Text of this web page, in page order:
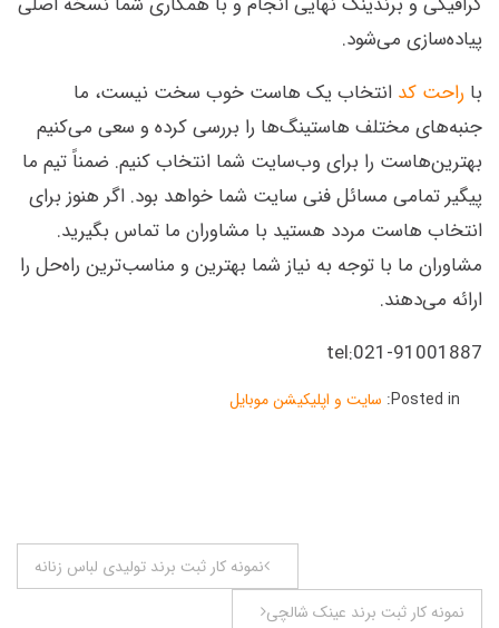
پیاده‌سازی می‌شود.
با راحت کد انتخاب یک هاست خوب سخت نیست، ما
جنبه‌های مختلف هاستینگ‌ها را بررسی کرده و سعی می‌کنیم
بهترین‌هاست را برای وب‌سایت شما انتخاب کنیم. ضمناً تیم ما
پیگیر تمامی مسائل فنی سایت شما خواهد بود. اگر هنوز برای
انتخاب هاست مردد هستید با مشاوران ما تماس بگیرید.
مشاوران ما با توجه به نیاز شما بهترین و مناسب‌ترین راه‌حل را
ارائه می‌دهند.
tel:021-91001887
Posted in: سایت و اپلیکیشن موبایل
نوشته
نمونه کار ثبت برند تولیدی لباس زنانه
نمونه کار ثبت برند عینک شالچی